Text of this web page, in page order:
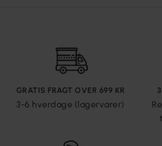
GRATIS FRAGT OVER 699 KR
3-6 hverdage (lagervarer)